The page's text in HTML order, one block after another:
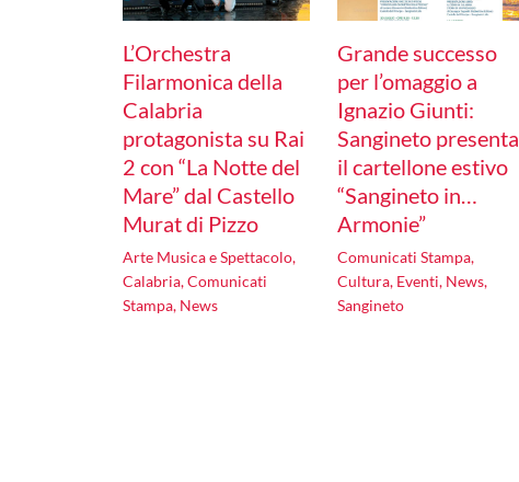
L’Orchestra
Filarmonica della
Calabria
protagonista su Rai
2 con “La Notte del
Mare” dal Castello
Murat di Pizzo
Arte Musica e Spettacolo,
Calabria,Comunicati
Stampa, News
Grande successo
per l’omaggio a
Ignazio Giunti:
Sangineto presenta
il cartellone estivo
“Sangineto in…
Armonie”
Comunicati Stampa,
Cultura, Eventi, News,
Sangineto